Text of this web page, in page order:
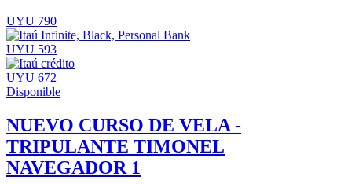
UYU 790
UYU 593
UYU 672
Disponible
NUEVO CURSO DE VELA -
TRIPULANTE TIMONEL
NAVEGADOR 1